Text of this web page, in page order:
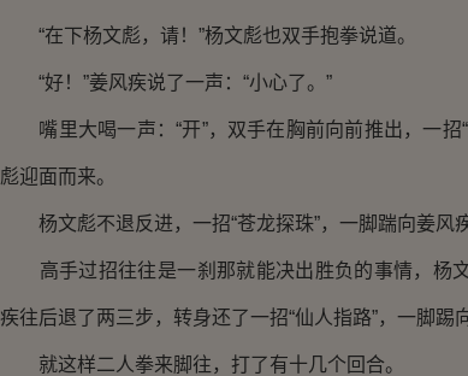
“在下杨文彪，请！”杨文彪也双手抱拳说道。
“好！”姜风疾说了一声：“小心了。”
嘴里大喝一声：“开”，双手在胸前向前推出，一招
彪迎面而来。
杨文彪不退反进，一招“苍龙探珠”，一脚踹向姜风疾
高手过招往往是一刹那就能决出胜负的事情，杨
疾往后退了两三步，转身还了一招“仙人指路”，一脚踢
就这样二人拳来脚往，打了有十几个回合。